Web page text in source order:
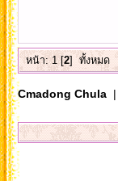
หน้า:1[2]ทั้งหมด
Cmadong Chula|